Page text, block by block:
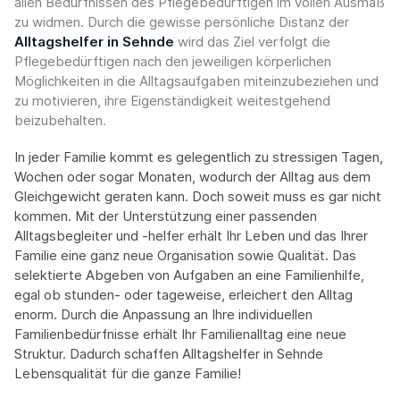
zu widmen. Durch die gewisse persönliche Distanz der
Alltagshelfer in Sehnde wird das Ziel verfolgt die
Pflegebedürftigen nach den jeweiligen körperlichen
Möglichkeiten in die Alltagsaufgaben miteinzubeziehen und
zu motivieren, ihre Eigenständigkeit weitestgehend
beizubehalten.
In jeder Familie kommt es gelegentlich zu stressigen Tagen,
Wochen oder sogar Monaten, wodurch der Alltag aus dem
Gleichgewicht geraten kann. Doch soweit muss es gar nicht
kommen. Mit der Unterstützung einer passenden
Alltagsbegleiter und -helfer erhält Ihr Leben und das Ihrer
Familie eine ganz neue Organisation sowie Qualität. Das
selektierte Abgeben von Aufgaben an eine Familienhilfe,
egal ob stunden- oder tageweise, erleichert den Alltag
enorm. Durch die Anpassung an Ihre individuellen
Familienbedürfnisse erhält Ihr Familienalltag eine neue
Struktur. Dadurch schaffen Alltagshelfer in Sehnde
Lebensqualität für die ganze Familie!